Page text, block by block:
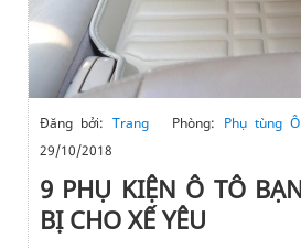
Đăng bởi: TrangPhòng: Phụ tùng
29/10/2018
9 PHỤ KIỆN Ô TÔ
BỊ CHO XẾ YÊU